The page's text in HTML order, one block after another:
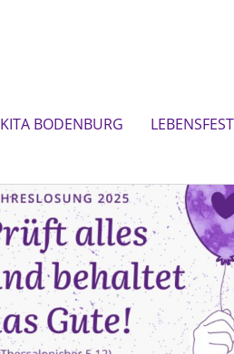
KITA BODENBURG